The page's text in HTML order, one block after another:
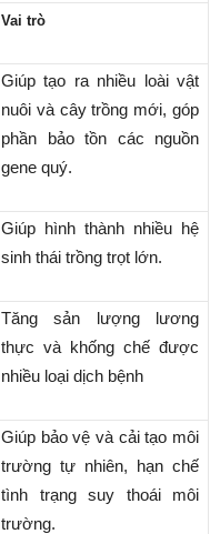
Vai trò
Giúp tạo ra nhiều loài vật
nuôi và cây trồng mới, góp
phần bảo tồn các nguồn
gene quý.
Giúp hình thành nhiều hệ
sinh thái trồng trọt lớn.
Tăng sản lượng lương
thực và khống chế được
nhiều loại dịch bệnh
Giúp bảo vệ và cải tạo môi
trường tự nhiên, hạn chế
tình trạng suy thoái môi
trường.